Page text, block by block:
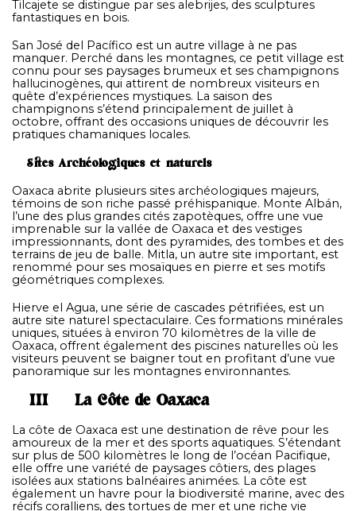
Tilcajete se distingue par ses alebrijes, des sculptures
fantastiques en bois.
San José del Pacífico est un autre village à ne pas
manquer. Perché dans les montagnes, ce petit village est
connu pour ses paysages brumeux et ses champignons
hallucinogènes, qui attirent de nombreux visiteurs en
quête d’expériences mystiques. La saison des
champignons s’étend principalement de juillet à
octobre, offrant des occasions uniques de découvrir les
pratiques chamaniques locales.
Sites Archéologiques et naturels
Oaxaca abrite plusieurs sites archéologiques majeurs,
témoins de son riche passé préhispanique. Monte Albán,
l’une des plus grandes cités zapotèques, offre une vue
imprenable sur la vallée de Oaxaca et des vestiges
impressionnants, dont des pyramides, des tombes et des
terrains de jeu de balle. Mitla, un autre site important, est
renommé pour ses mosaïques en pierre et ses motifs
géométriques complexes.
Hierve el Agua, une série de cascades pétrifiées, est un
autre site naturel spectaculaire. Ces formations minérales
uniques, situées à environ 70 kilomètres de la ville de
Oaxaca, offrent également des piscines naturelles où les
visiteurs peuvent se baigner tout en profitant d’une vue
panoramique sur les montagnes environnantes.
III – La Côte de Oaxaca
La côte de Oaxaca est une destination de rêve pour les
amoureux de la mer et des sports aquatiques. S’étendant
sur plus de 500 kilomètres le long de l’océan Pacifique,
elle offre une variété de paysages côtiers, des plages
isolées aux stations balnéaires animées. La côte est
également un havre pour la biodiversité marine, avec des
récifs coralliens, des tortues de mer et une riche vie